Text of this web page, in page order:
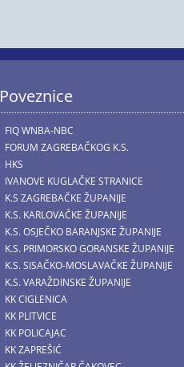
Poveznice
FIQ WNBA-NBC
FORUM ZAGREBAČKOG K.S.
HKS
IVANOVE KUGLAČKE STRANICE
K.S ZAGREBAČKE ŽUPANIJE
K.S. KARLOVAČKE ŽUPANIJE
K.S. OSJEČKO BARANJSKE ŽUPANIJE
K.S. PRIMORSKO GORANSKE ŽUPANIJE
K.S. SISAČKO-MOSLAVAČKE ŽUPANIJE
K.S. VARAŽDINSKE ŽUPANIJE
KK CIGLENICA
KK PLITVICE
KK POLICAJAC
KK ZAPREŠIĆ